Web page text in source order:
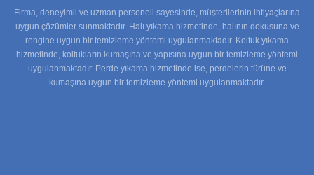
Firma, deneyimli ve uzman personeli sayesinde, müşterilerinin ihtiyaçlarına
uygun çözümler sunmaktadır. Halı yıkama hizmetinde, halının dokusuna ve
rengine uygun bir temizleme yöntemi uygulanmaktadır. Koltuk yıkama
hizmetinde, koltukların kumaşına ve yapısına uygun bir temizleme yöntemi
uygulanmaktadır. Perde yıkama hizmetinde ise, perdelerin türüne ve
kumaşına uygun bir temizleme yöntemi uygulanmaktadır.